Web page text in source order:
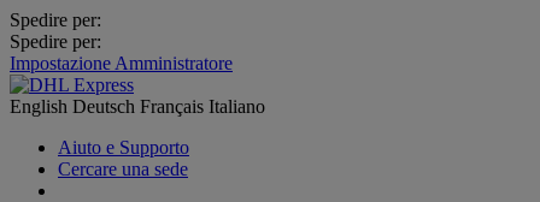
Spedire per:
Spedire per:
Impostazione Amministratore
English Deutsch Français Italiano
Aiuto e Supporto
Cercare una sede